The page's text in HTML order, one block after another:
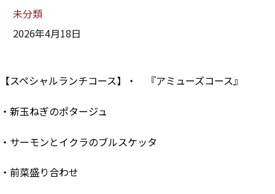
未分類
2026年4月18日
【スペシャルランチコース】・ 『アミューズコース』
・新玉ねぎのポタージュ
・サーモンとイクラのブルスケッタ
・前菜盛り合わせ